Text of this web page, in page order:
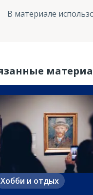
В материале
Хобби и отдых